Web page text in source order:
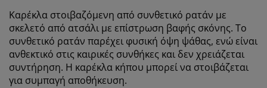
Καρέκλα στοιβαζόμενη από συνθετικό ρατάν με
σκελετό από ατσάλι με επίστρωση βαφής σκόνης. Το
συνθετικό ρατάν παρέχει φυσική όψη ψάθας, ενώ είναι
ανθεκτικό στις καιρικές συνθήκες και δεν χρειάζεται
συντήρηση. Η καρέκλα κήπου μπορεί να στοιβάζεται
για συμπαγή αποθήκευση.
Στη JYSK χρησιμοποιούμε cookies και αναγνωριστικά
κινητών τηλεφώνων για να εξασφαλίσουμε μια καλή
εμπειρία κατά την επίσκεψη στον ιστότοπό μας. Τα
cookies συλλέγουν πληροφορίες σχετικά με εσάς για
την εξασφάλιση λειτουργικότητας, στατιστικών
στοιχείων και σχετικού μάρκετινγκ υλικού.